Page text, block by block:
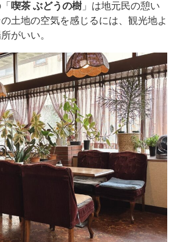
喫茶 ぶどうの樹 」は地元民の憩い
土地の空気を感じるには、観光地よ
がいい。